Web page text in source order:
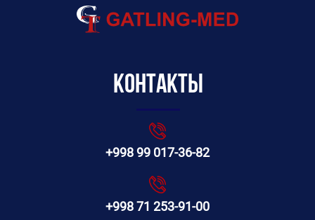
Контакты
+998 99 017-36-82
+998 71 253-91-00